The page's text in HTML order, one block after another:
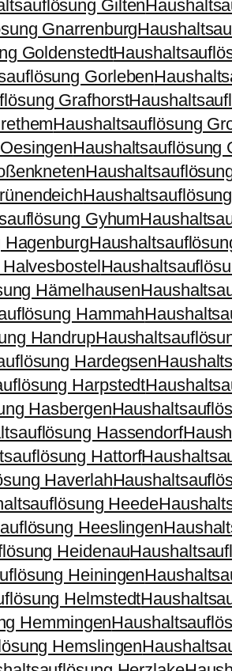
Gilten
Gnarrenburg
Goldenstedt
Gorleben
Grafhorst
Haushaltsauflösung
Haushaltsauflösung
Gyhum
Hämelhausen
Hammah
Handrup
Hardegsen
Harpstedt
Hasbergen
Hassendorf
Hattorf
Haverlah
Heede
Heeslingen
Heidenau
Heiningen
Helmstedt
Hemmingen
Hemslingen